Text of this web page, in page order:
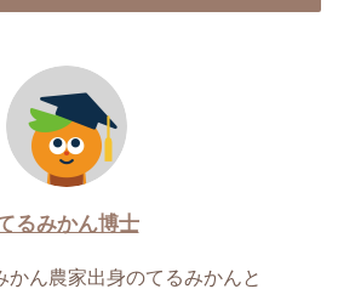
るみかん博士
かん農家出身のてるみかんと